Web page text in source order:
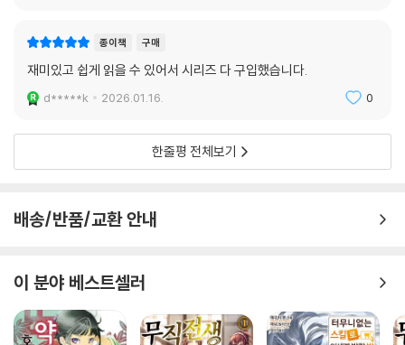
종이책 구매
재미있고 쉽게 읽을 수 있어서 시리즈 다 구입했습니다.
d*****k 2026.01.16. 0
한줄평 전체보기
배송/반품/교환 안내
이 분야 베스트셀러